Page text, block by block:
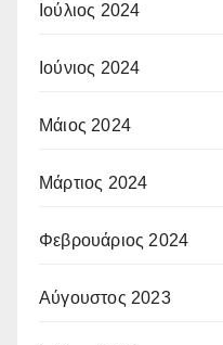
Ιούλιος 2024
Ιούνιος 2024
Μάιος 2024
Μάρτιος 2024
Φεβρουάριος 2024
Αύγουστος 2023